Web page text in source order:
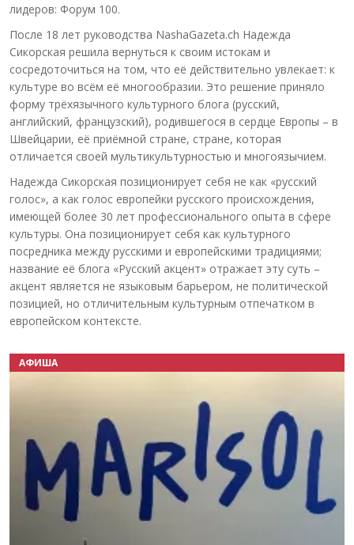
лидеров: Форум 100.
После 18 лет руководства NashaGazeta.ch Надежда
Сикорская решила вернуться к своим истокам и
сосредоточиться на том, что её действительно увлекает: к
культуре во всём её многообразии. Это решение приняло
форму трёхязычного культурного блога (русский,
английский, французский), родившегося в сердце Европы – в
Швейцарии, её приёмной стране, стране, которая
отличается своей мультикультурностью и многоязычием.
Надежда Сикорская позиционирует себя не как «русский
голос», а как голос европейки русского происхождения,
имеющей более 30 лет профессионального опыта в сфере
культуры. Она позиционирует себя как культурного
посредника между русскими и европейскими традициями;
название её блога «Русский акцент» отражает эту суть –
акцент является не языковым барьером, не политической
позицией, но отличительным культурным отпечатком в
европейском контексте.
АФИША